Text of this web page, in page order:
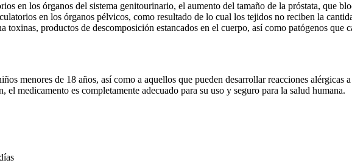
en los órganos del sistema genitourinario, el aumento del tamaño de la próstata, que
en los órganos pélvicos, como resultado de lo cual los tejidos no reciben la
toxinas, productos de descomposición estancados en el cuerpo, así como patógenos que
menores de 18 años, así como a aquellos que pueden desarrollar reacciones
medicamento es completamente adecuado para su uso y seguro para la salud humana.